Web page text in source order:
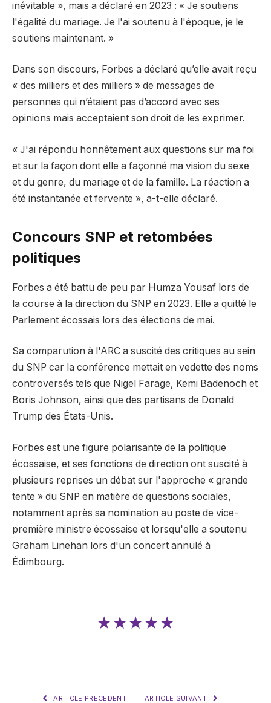
inévitable », mais a déclaré en 2023 : « Je soutiens
l'égalité du mariage. Je l'ai soutenu à l'époque, je le
soutiens maintenant. »
Dans son discours, Forbes a déclaré qu’elle avait reçu
« des milliers et des milliers » de messages de
personnes qui n’étaient pas d’accord avec ses
opinions mais acceptaient son droit de les exprimer.
« J'ai répondu honnêtement aux questions sur ma foi
et sur la façon dont elle a façonné ma vision du sexe
et du genre, du mariage et de la famille. La réaction a
été instantanée et fervente », a-t-elle déclaré.
Concours SNP et retombées
politiques
Forbes a été battu de peu par Humza Yousaf lors de
la course à la direction du SNP en 2023. Elle a quitté le
Parlement écossais lors des élections de mai.
Sa comparution à l'ARC a suscité des critiques au sein
du SNP car la conférence mettait en vedette des noms
controversés tels que Nigel Farage, Kemi Badenoch et
Boris Johnson, ainsi que des partisans de Donald
Trump des États-Unis.
Forbes est une figure polarisante de la politique
écossaise, et ses fonctions de direction ont suscité à
plusieurs reprises un débat sur l'approche « grande
tente » du SNP en matière de questions sociales,
notamment après sa nomination au poste de vice-
première ministre écossaise et lorsqu'elle a soutenu
Graham Linehan lors d'un concert annulé à
Édimbourg.
★★★★★
ARTICLE PRÉCÉDENT ARTICLE SUIVANT